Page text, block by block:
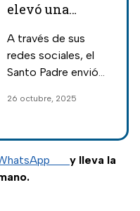
elevó una
víctimas de las
lluvias en
A través de sus
redes sociales, el
Santo Padre envió
consuelo a las
lluvias en México.
26 octubre, 2025
y lleva la